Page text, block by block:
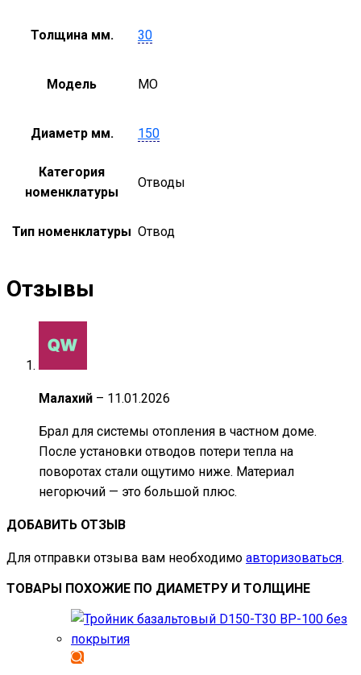
Толщина мм. 30
Модель MO
Диаметр мм. 150
Категория
номенклатуры
Отводы
Тип номенклатуры Отвод
Отзывы
Малахий – 11.01.2026
Брал для системы отопления в частном доме.
После установки отводов потери тепла на
поворотах стали ощутимо ниже. Материал
негорючий — это большой плюс.
ДОБАВИТЬ ОТЗЫВ
Для отправки отзыва вам необходимо авторизоваться.
ТОВАРЫ ПОХОЖИЕ ПО ДИАМЕТРУ И ТОЛЩИНЕ